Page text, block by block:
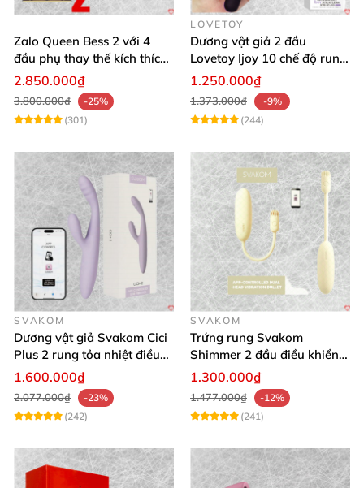
Zalo Queen Bess 2 với 4
đầu phụ thay thế kích thích
nhiều vị trí
2.850.000₫
3.800.000₫
-25%
(301)
LOVETOY
Dương vật giả 2 đầu
Lovetoy Ijoy 10 chế độ rung
silicon cao cấp sạc điện
1.250.000₫
1.373.000₫
-9%
(244)
SVAKOM
Dương vật giả Svakom Cici
Plus 2 rung tỏa nhiệt điều
khiển app an toàn silicone
1.600.000₫
2.077.000₫
-23%
(242)
SVAKOM
Trứng rung Svakom
Shimmer 2 đầu điều khiển
app tiện lợi
1.300.000₫
1.477.000₫
-12%
(241)